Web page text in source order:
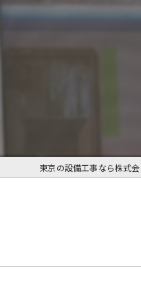
換気
東京の設備工事なら株式